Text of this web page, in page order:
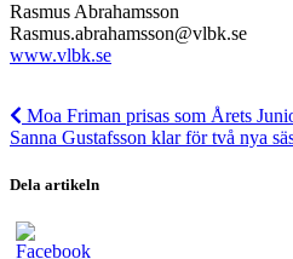
Rasmus Abrahamsson
Rasmus.abrahamsson@vlbk.se
www.vlbk.se
Moa Friman prisas som Årets
Sanna Gustafsson klar för två nya
Dela artikeln